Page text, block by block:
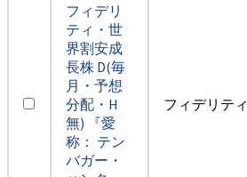
フィデリ
ティ・世
界割安成
長株 D(毎
月・予想
分配・H
無) 『愛
称： テン
バガー・
フィデリティ